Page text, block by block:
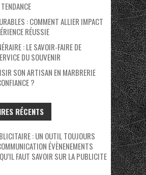
: COMMENT ALLIER IMPACT
RÉUSSIE
: LE SAVOIR-FAIRE DE
DU SOUVENIR
SON ARTISAN EN MARBRERIE
?
RÉCENTS
: UN OUTIL TOUJOURS
ÉVÈNENEMENTS
FAUT SAVOIR SUR LA PUBLICITE